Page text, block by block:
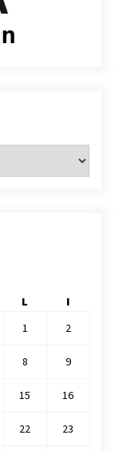
L
I
1
2
8 9
15 16
22 23